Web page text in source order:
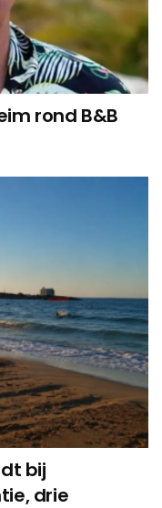
rond B&B
bij
drie